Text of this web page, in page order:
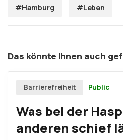
#Hamburg #Leben
Das könnte Ihnen auch
Barrierefreiheit Public
Was bei der
anderen schief